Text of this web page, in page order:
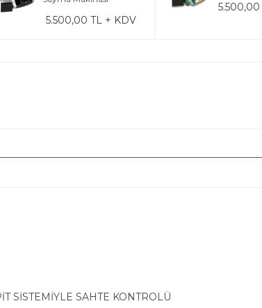
5.500,00 TL + KDV
SİSTEMİYLE SAHTE KONTROLÜ